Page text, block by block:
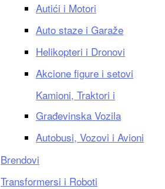
Autići i Motori
Auto staze i Garaže
Helikopteri i Dronovi
Akcione figure i setovi
Kamioni, Traktori i
Građevinska Vozila
Autobusi, Vozovi i Avioni
Brendovi
Transformersi i Roboti